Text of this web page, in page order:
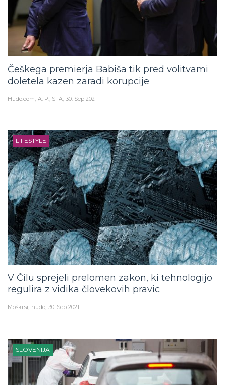
Češkega premierja Babiša tik pred volitvami
doletela kazen zaradi korupcije
Hudo.com A. P., STA 30. Sep 2021
LIFESTYLE
V Čilu sprejeli prelomen zakon, ki tehnologijo
regulira z vidika človekovih pravic
Moški.si hudo 30. Sep 2021
SLOVENIJA